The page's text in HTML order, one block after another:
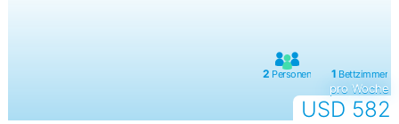
USD 582
pro Woche